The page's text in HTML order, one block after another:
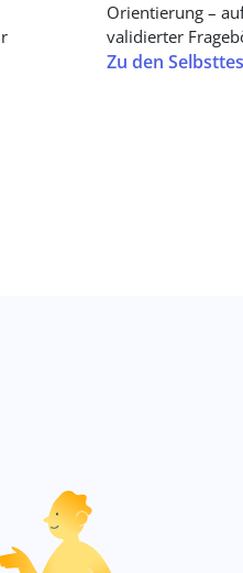
Orientierung –
validierter
Zu den